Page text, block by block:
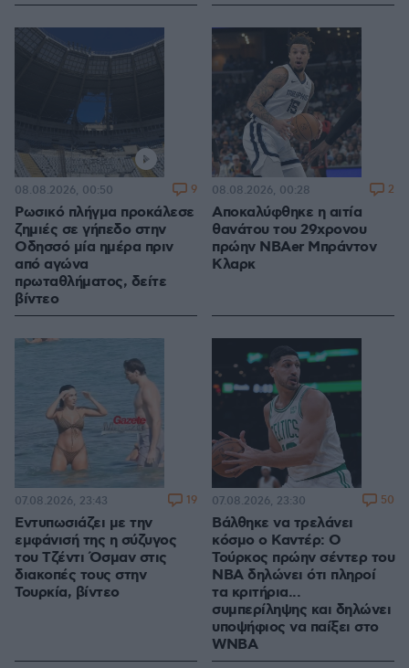
Ρωσικό πλήγμα προκάλεσε
ζημιές σε γήπεδο στην
Οδησσό μία ημέρα πριν
από αγώνα
πρωταθλήματος, δείτε
βίντεο
08.08.2026, 00:50 9
Αποκαλύφθηκε η αιτία
θανάτου του 29χρονου
πρώην NBAer Μπράντον
Κλαρκ
08.08.2026, 00:28 2
Εντυπωσιάζει με την
εμφάνισή της η σύζυγος
του Τζέντι Όσμαν στις
διακοπές τους στην
Τουρκία, βίντεο
07.08.2026, 23:43 19
Βάλθηκε να τρελάνει
κόσμο ο Καντέρ: Ο
Τούρκος πρώην σέντερ του
NBA δηλώνει ότι πληροί
τα κριτήρια...
συμπερίληψης και δηλώνει
υποψήφιος να παίξει στο
WNBA
07.08.2026, 23:30 50